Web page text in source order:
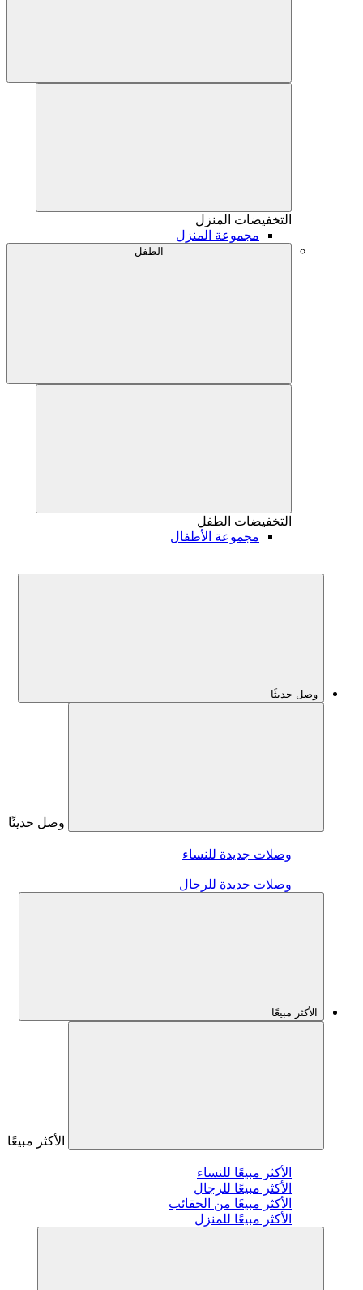
التخفيضات المنزل
مجموعة المنزل
الطفل
التخفيضات الطفل
مجموعة الأطفال
وصل حديثًا
وصل حديثًا
وصلات جديدة للنساء
وصلات جديدة للرجال
الأكثر مبيعًا
الأكثر مبيعًا
الأكثر مبيعًا للنساء
الأكثر مبيعًا للرجال
الأكثر مبيعًا من الحقائب
الأكثر مبيعًا للمنزل